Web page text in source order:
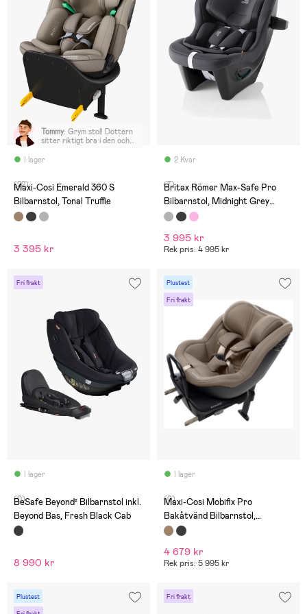
I lager
Tommy: Grym stol! Dottern
sitter riktigt bra i den och
ta loss.
(22)
Maxi-Cosi Emerald 360 S
Bilbarnstol, Tonal Truffle
3 395 kr
2 Kvar
(7)
Britax Römer Max-Safe Pro
Bilbarnstol, Midnight Grey
Classic
3 995 kr
Rek pris: 4 995 kr
Fri frakt
I lager
(0)
BeSafe Beyond² Bilbarnstol inkl.
Beyond Bas, Fresh Black Cab
8 990 kr
Plustest
Fri frakt
I lager
(0)
Maxi-Cosi Mobifix Pro
Bakåtvänd Bilbarnstol,
Authentic Truffle
4 679 kr
Rek pris: 5 995 kr
Plustest Fri frakt